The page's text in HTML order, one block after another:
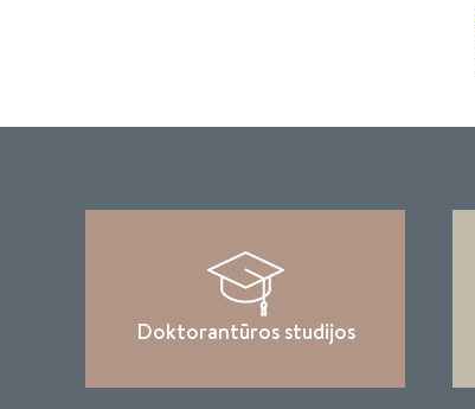
Doktorantūros studijos